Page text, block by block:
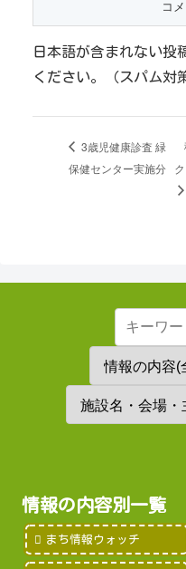
日本語が含まれない投
ください。（スパム対
3歳児健康診査 緑
保健センター実施分
情報の内容別一覧
まち情報ウォッチ